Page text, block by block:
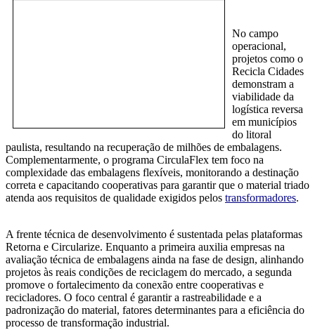
No campo
operacional,
projetos como o
Recicla Cidades
demonstram a
viabilidade da
logística reversa
em municípios
do litoral
paulista, resultando na recuperação de milhões de embalagens.
Complementarmente, o programa CirculaFlex tem foco na
complexidade das embalagens flexíveis, monitorando a destinação
correta e capacitando cooperativas para garantir que o material triado
atenda aos requisitos de qualidade exigidos pelos transformadores.
A frente técnica de desenvolvimento é sustentada pelas plataformas
Retorna e Circularize. Enquanto a primeira auxilia empresas na
avaliação técnica de embalagens ainda na fase de design, alinhando
projetos às reais condições de reciclagem do mercado, a segunda
promove o fortalecimento da conexão entre cooperativas e
recicladores. O foco central é garantir a rastreabilidade e a
padronização do material, fatores determinantes para a eficiência do
processo de transformação industrial.